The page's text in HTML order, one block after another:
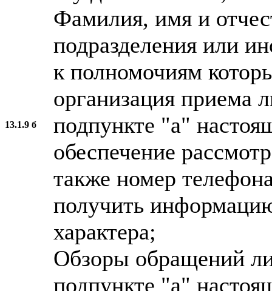
13.1.9 б
Фамилия, имя и
подразделения или
к полномочиям
организация приема
подпункте "а"
обеспечение
также номер
получить
характера;
Обзоры обращений
подпункте "а"